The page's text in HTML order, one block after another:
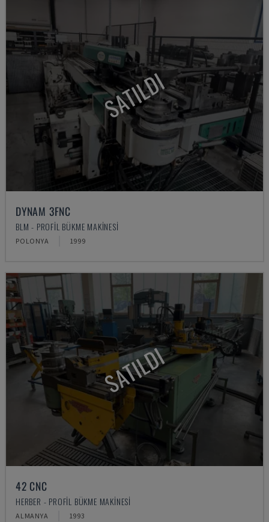
SATILDI
DYNAM 3FNC
BLM - PROFIL BÜKME MAKINESI
POLONYA 1999
SATILDI
42 CNC
HERBER - PROFIL BÜKME MAKINESI
ALMANYA 1993